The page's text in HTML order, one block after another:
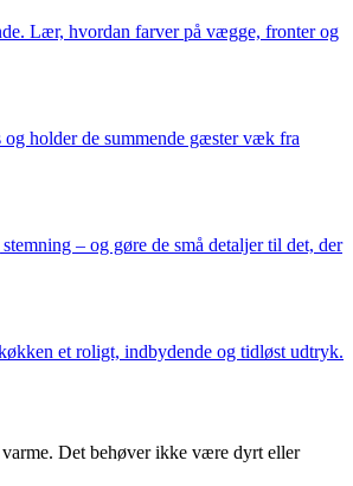
Lær, hvordan farver på vægge, fronter og
holder de summende gæster væk fra
– og gøre de små detaljer til det, der
et roligt, indbydende og tidløst udtryk.
Det behøver ikke være dyrt eller